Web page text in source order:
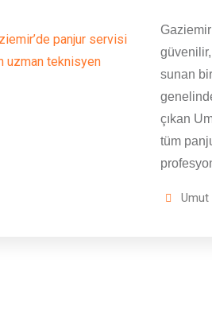
Gaziemir
sunan
çıkan
tüm
Umut